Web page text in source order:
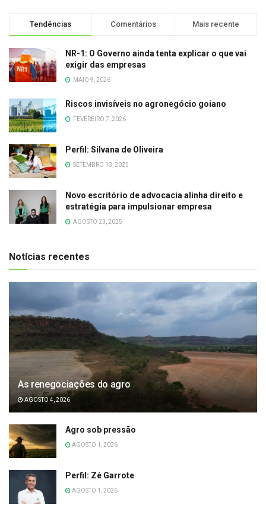
Tendências Comentários Mais recente
NR-1: O Governo ainda tenta explicar o que vai
exigir das empresas
MAIO 9, 2026
Riscos invisíveis no agronegócio goiano
FEVEREIRO 7, 2026
Perfil: Silvana de Oliveira
SETEMBRO 13, 2025
Novo escritório de advocacia alinha direito e
estratégia para impulsionar empresa
AGOSTO 23, 2025
Notícias recentes
As renegociações do agro
AGOSTO 4, 2026
Agro sob pressão
AGOSTO 1, 2026
Perfil: Zé Garrote
AGOSTO 1, 2026